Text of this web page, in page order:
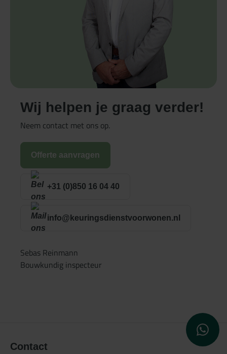
Wij helpen je graag verder!
Neem contact met ons op.
Offerte aanvragen
+31 (0)850 16 04 40
info@keuringsdienstvoorwonen.nl
Sebas Reinmann
Bouwkundig inspecteur
Contact